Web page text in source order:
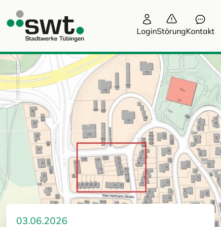
LoginStörungKontakt
03.06.2026